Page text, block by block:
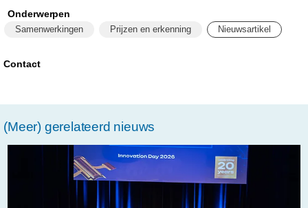
gerard-
voor-
meest-
veelbelovende-
startups.html
Onderwerpen
Samenwerkingen Prijzen en erkenning Nieuwsartikel
Contact
(Meer) gerelateerd nieuws